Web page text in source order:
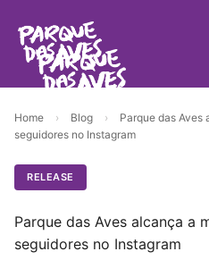
Home › Blog ›
Parque das Aves
seguidores no Instagram
RELEASE
Parque das Aves alcança a
seguidores no Instagram